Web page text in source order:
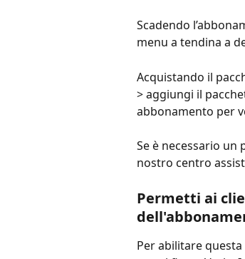
Scadendo
menu a tendina a
Acquistando il
> aggiungi il
abbonamento per
Se è necessario
nostro centro
Permetti ai
Per abilitare